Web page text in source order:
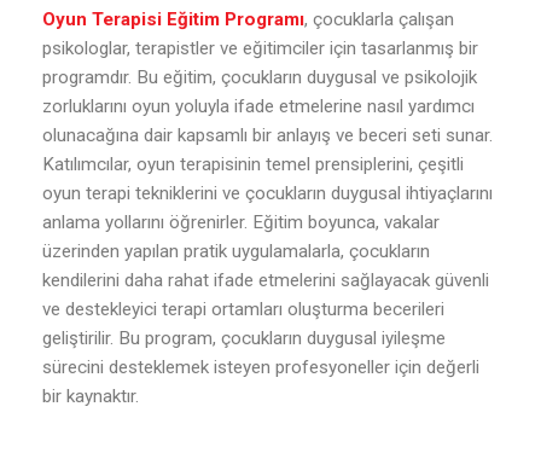
Oyun Terapisi Eğitim Programı, çocuklarla çalışan
psikologlar, terapistler ve eğitimciler için tasarlanmış bir
programdır. Bu eğitim, çocukların duygusal ve psikolojik
zorluklarını oyun yoluyla ifade etmelerine nasıl yardımcı
olunacağına dair kapsamlı bir anlayış ve beceri seti sunar.
Katılımcılar, oyun terapisinin temel prensiplerini, çeşitli
oyun terapi tekniklerini ve çocukların duygusal ihtiyaçlarını
anlama yollarını öğrenirler. Eğitim boyunca, vakalar
üzerinden yapılan pratik uygulamalarla, çocukların
kendilerini daha rahat ifade etmelerini sağlayacak güvenli
ve destekleyici terapi ortamları oluşturma becerileri
geliştirilir. Bu program, çocukların duygusal iyileşme
sürecini desteklemek isteyen profesyoneller için değerli
bir kaynaktır.